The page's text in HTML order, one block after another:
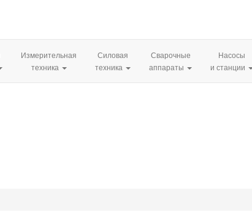
Измерительная
техника
Силовая
техника
Сварочные
аппараты
Насосы
и станции